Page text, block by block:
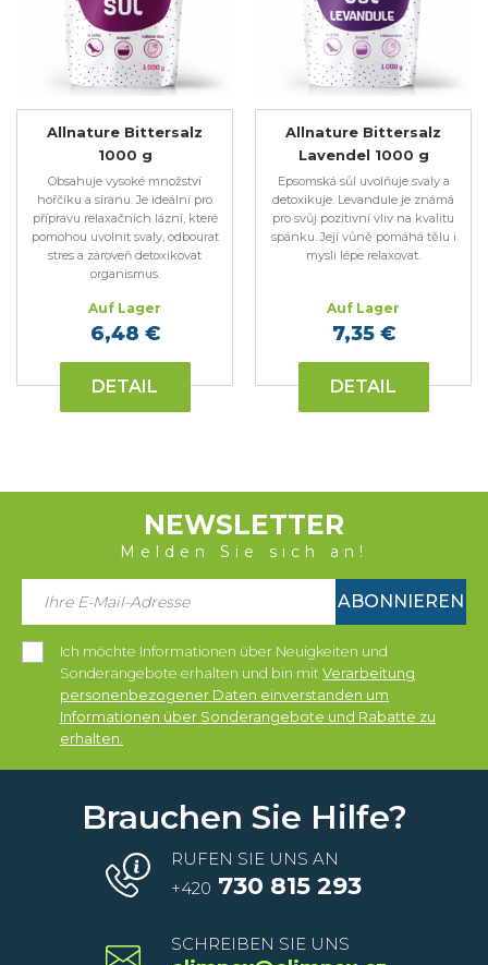
Allnature Bittersalz
1000 g
Obsahuje vysoké množství
hořčíku a síranu. Je ideální pro
přípravu relaxačních lázní, které
pomohou uvolnit svaly, odbourat
stres a zároveň detoxikovat
organismus.
Auf Lager
6,48 €
DETAIL
Allnature Bittersalz
Lavendel 1000 g
Epsomská sůl uvolňuje svaly a
detoxikuje. Levandule je známá
pro svůj pozitivní vliv na kvalitu
spánku. Její vůně pomáhá tělu i
mysli lépe relaxovat.
Auf Lager
7,35 €
DETAIL
NEWSLETTER
Melden Sie sich an!
ABONNIEREN
Ich möchte Informationen über Neuigkeiten und
Sonderangebote erhalten und bin mit Verarbeitung
personenbezogener Daten einverstanden um
Informationen über Sonderangebote und Rabatte zu
erhalten.
Brauchen Sie Hilfe?
RUFEN SIE UNS AN
+420 730 815 293
SCHREIBEN SIE UNS